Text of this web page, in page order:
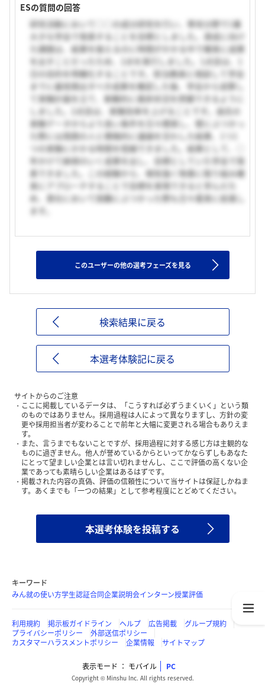
ESの質問の回答
研究活動において○○の成分研究を行い、専攻分野で1番
大きな学会で発表することを目標としました。達成に向け
た課題は、結果を揃えるのに時間がかかる中で確実に成果
を出すことだったため、2点を実行しました。1点目は、1
日の目的を明確化することです。担当教員と相談して学会
までに最低限出すべき成果を確認した後、学会から逆算し
て実験計画を立て、客観的に進捗状況を把握できるように
しました。2点目は、実験効率を上げることです。過去の
実験データからより良い条件を日々模索し、壁にぶつかっ
た際には周囲の人と積極的に議論を交わした結果、1つ1
つの実験にかかる時間を短縮できました。結果として、○
年かけて納得のいく成果を出し、目標としていた学会で発
表できました。この経験から、根気強く物事に取り組み確
実にアプローチすることで目標を実現できると学んだた
め、貴社において困難にぶつかった際も日々着実に前進し
ます。
このユーザーの他の選考フェーズを見る
検索結果に戻る
本選考体験記に戻る
サイトからのご注意
ここに掲載しているデータは、「こうすれば必ずうまくいく」という類
のものではありません。採用過程は人によって異なりますし、方針の変
更や採用担当者が変わることで前年と大幅に変更される場合もありえま
す。
また、言うまでもないことですが、採用過程に対する感じ方は主観的な
ものに過ぎません。他人が誉めているからといってかならずしもあなた
にとって望ましい企業とは言い切れませんし、ここで評価の高くない企
業であっても素晴らしい企業はあるはずです。
掲載された内容の真偽、評価の信頼性について当サイトは保証しかねま
す。あくまでも「一つの結果」として参考程度にとどめてください。
本選考体験を投稿する
キーワード
みん就の使い方学生認証合同企業説明会インターン授業評価
利用規約 掲示板ガイドライン ヘルプ 広告掲載
グループ規約
プライバシーポリシー
外部送信ポリシー
カスタマーハラスメントポリシー
企業情報 サイトマップ
表示モード モバイル PC
Copyright © Minshu Inc. All rights reserved.